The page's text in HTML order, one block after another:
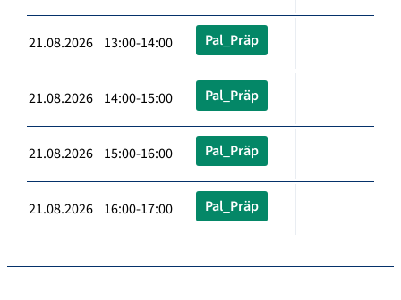
21.08.2026 13:00-14:00 Pal_Präp
21.08.2026 14:00-15:00 Pal_Präp
21.08.2026 15:00-16:00 Pal_Präp
21.08.2026 16:00-17:00 Pal_Präp